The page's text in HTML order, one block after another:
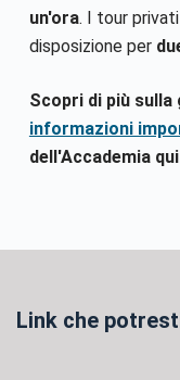
un'ora. I tour
disposizione per
Scopri di più sulla
informazioni
dell'Accademia
Link che